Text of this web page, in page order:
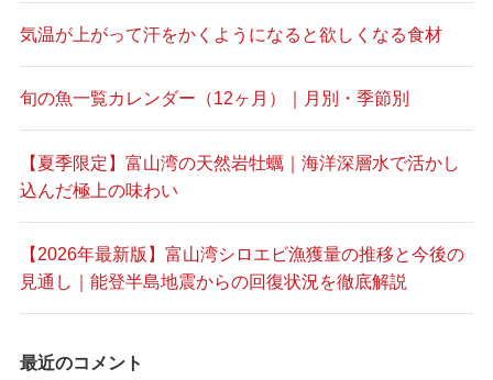
気温が上がって汗をかくようになると欲しくなる食材
旬の魚一覧カレンダー（12ヶ月）｜月別・季節別
【夏季限定】富山湾の天然岩牡蠣｜海洋深層水で活かし
込んだ極上の味わい
【2026年最新版】富山湾シロエビ漁獲量の推移と今後の
見通し｜能登半島地震からの回復状況を徹底解説
最近のコメント